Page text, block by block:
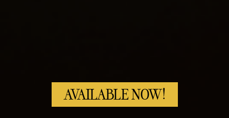
AVAILABLE NOW!